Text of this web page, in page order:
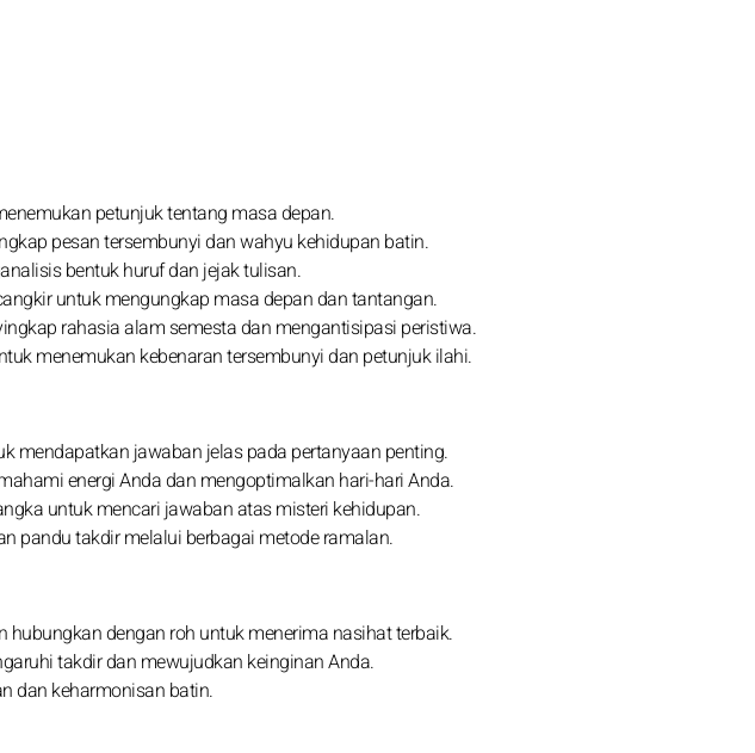
petunjuk tentang masa depan.
pesan tersembunyi dan wahyu kehidupan batin.
bentuk huruf dan jejak tulisan.
untuk mengungkap masa depan dan tantangan.
rahasia alam semesta dan mengantisipasi peristiwa.
menemukan kebenaran tersembunyi dan petunjuk ilahi.
mendapatkan jawaban jelas pada pertanyaan penting.
energi Anda dan mengoptimalkan hari-hari Anda.
untuk mencari jawaban atas misteri kehidupan.
pandu takdir melalui berbagai metode ramalan.
dengan roh untuk menerima nasihat terbaik.
takdir dan mewujudkan keinginan Anda.
dan keharmonisan batin.